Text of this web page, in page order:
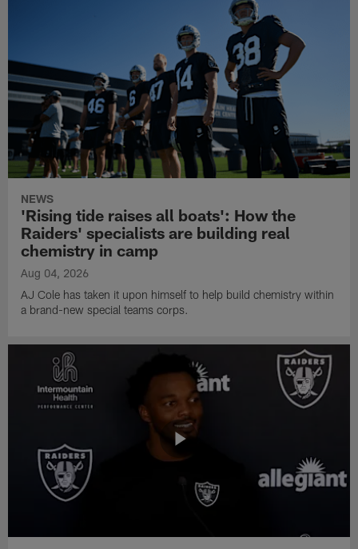
NEWS
'Rising tide raises all boats': How the
Raiders' specialists are building real
chemistry in camp
Aug 04, 2026
AJ Cole has taken it upon himself to help build chemistry within
a brand-new special teams corps.